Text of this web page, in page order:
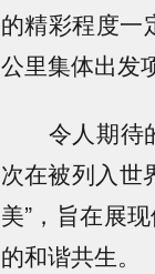
的精彩程度一
公里集体出发
令人期待的
次在被列入世
美”，旨在展
的和谐共生。